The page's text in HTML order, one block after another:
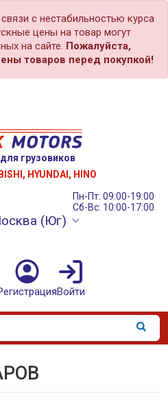
с нестабильностью курса
цены на товар могут
на сайте. Пожалуйста,
товаров перед покупкой!
грузовиков
HYUNDAI, HINO
Пн-Пт: 09:00-19:00
Сб-Вс: 10:00-17:00
(Юг)
Войти